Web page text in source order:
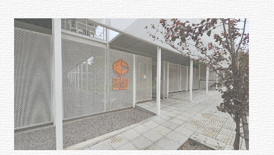
Siniestro laboral con tiernizadora
de carne
01-08-2026